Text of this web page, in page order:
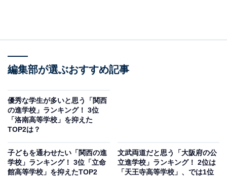
編集部が選ぶおすすめ記事
優秀な学生が多いと思う「関西
の進学校」ランキング！ 3位
「洛南高等学校」を抑えた
TOP2は？
子どもを通わせたい「関西の進
学校」ランキング！ 3位「立命
館高等学校」を抑えたTOP2
文武両道だと思う「大阪府の公
立進学校」ランキング！ 2位は
「天王寺高等学校」、では1位